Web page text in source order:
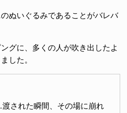
ぬいぐるみであることがバレバ
グに、多くの人が吹き出したよ
した。
された瞬間、その場に崩れ